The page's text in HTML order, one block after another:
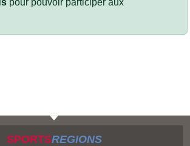
pour pouvoir participer aux
SPORTSREGIONS